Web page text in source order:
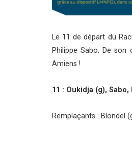
Le 11 de départ du
Philippe Sabo. De
Amiens !
11 : Oukidja (g),
Remplaçants : Blondel